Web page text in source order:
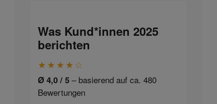
Was Kund*innen 2025
berichten
★★★★☆
Ø 4,0 / 5 – basierend auf ca. 480
Bewertungen